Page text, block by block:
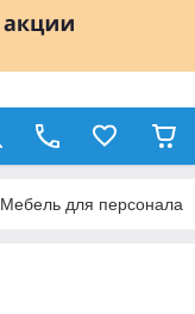
Мебель для персонала